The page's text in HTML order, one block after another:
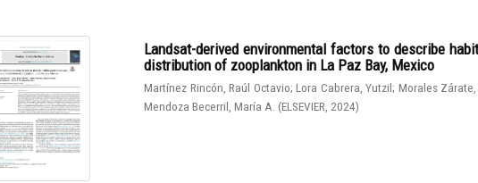
Landsat-derived environmental factors to describe
distribution of zooplankton in La Paz Bay, Mexico
Martínez Rincón, Raúl Octavio;Lora Cabrera, Yutzil; Morales
Mendoza Becerril, María A. (ELSEVIER, 2024)